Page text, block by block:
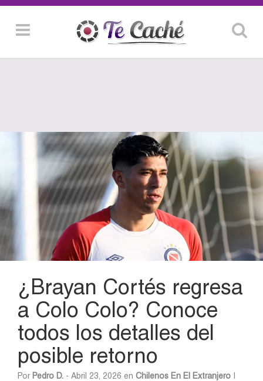
¿Brayan Cortés regresa
a Colo Colo? Conoce
todos los detalles del
posible retorno
Por Pedro D. - Abril 23, 2026 en Chilenos En El Extranjero